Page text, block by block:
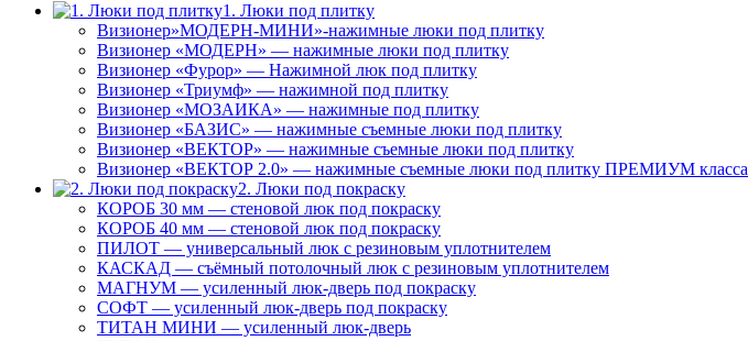
1. Люки под плитку
Визионер»МОДЕРН-МИНИ»-нажимные люки под плитку
Визионер «МОДЕРН» — нажимные люки под плитку
Визионер «Фурор» — Нажимной люк под плитку
Визионер «Триумф» — нажимной под плитку
Визионер «МОЗАИКА» — нажимные под плитку
Визионер «БАЗИС» — нажимные съемные люки под плитку
Визионер «ВЕКТОР» — нажимные съемные люки под плитку
Визионер «ВЕКТОР 2.0» — нажимные съемные люки под плитку ПРЕМИУМ класса
2. Люки под покраску
КОРОБ 30 мм — стеновой люк под покраску
КОРОБ 40 мм — стеновой люк под покраску
ПИЛОТ — универсальный люк с резиновым уплотнителем
КАСКАД — съёмный потолочный люк с резиновым уплотнителем
МАГНУМ — усиленный люк-дверь под покраску
СОФТ — усиленный люк-дверь под покраску
ТИТАН МИНИ — усиленный люк-дверь